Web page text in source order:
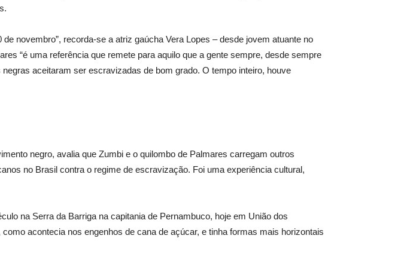
novembro”, recorda-se a atriz gaúcha Vera Lopes – desde jovem atuante no
“é uma referência que remete para aquilo que a gente sempre, desde sempre
aceitaram ser escravizadas de bom grado. O tempo inteiro, houve
negro, avalia que Zumbi e o quilombo de Palmares carregam outros
no Brasil contra o regime de escravização. Foi uma experiência cultural,
na Serra da Barriga na capitania de Pernambuco, hoje em União dos
acontecia nos engenhos de cana de açúcar, e tinha formas mais horizontais